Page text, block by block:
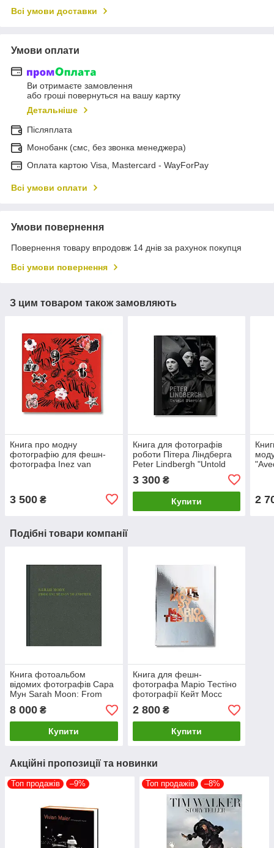
Всі умови доставки
Умови оплати
Ви отримаєте замовлення
або гроші повернуться на вашу картку
Детальніше
Післяплата
Монобанк (смс, без звонка менеджера)
Оплата картою Visa, Mastercard - WayForPay
Всі умови оплати
Умови повернення
Повернення товару впродовж 14 днів за рахунок покупця
Всі умови повернення
З цим товаром також замовляють
Книга про модну
фотографію для фешн-
фотографа Inez van
3 500 ₴
Книга для фотографів
роботи Пітера Ліндберга
Peter Lindbergh "Untold
портретну фотографію
3 300₴
Купити 2
Подібні товари компанії
Книга фотоальбом
відомих фотографів Сара
Мун Sarah Moon: From
One Season to Another
(Signed) з афтографом
8 000 ₴
Купити
Книга для фешн-
фотографа Маріо Тестіно
фотографії Кейт Мосс
Mario Testino. Kate Moss
by Mario Testino
2 800₴
Купити
Акційні пропозиції та новинки
Топ продажів –9% Топ продажів –8%